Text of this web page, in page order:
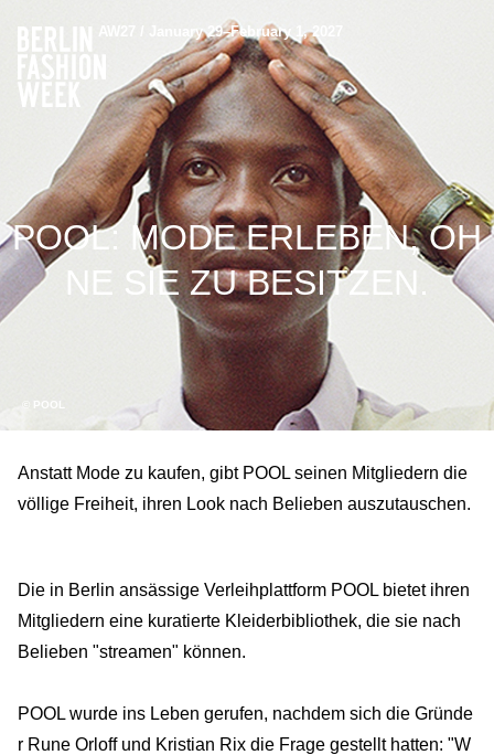
AW27 / January 29–February 1, 2027
POOL: MODE ERLEBEN, OH
NE SIE ZU BESITZEN.
© POOL
Anstatt Mode zu kaufen, gibt POOL seinen Mitgliedern die
völlige Freiheit, ihren Look nach Belieben auszutauschen.
Die in Berlin ansässige Verleihplattform POOL bietet ihren
Mitgliedern eine kuratierte Kleiderbibliothek, die sie nach
Belieben "streamen" können.
POOL wurde ins Leben gerufen, nachdem sich die Gründe
r Rune Orloff und Kristian Rix die Frage gestellt hatten: "W